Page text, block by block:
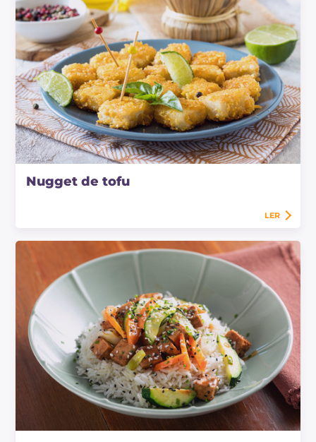
Nugget de tofu
LER